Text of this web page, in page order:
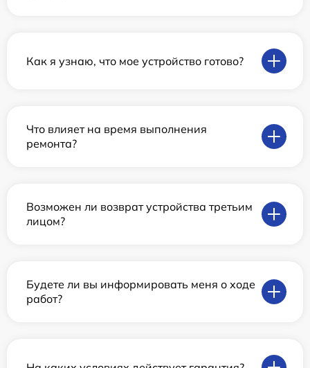
Как я узнаю, что мое устройство готово?
Что влияет на время выполнения
ремонта?
Возможен ли возврат устройства третьим
лицом?
Будете ли вы информировать меня о ходе
работ?